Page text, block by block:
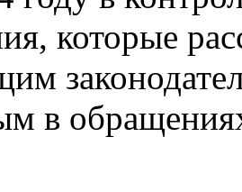
которые
в